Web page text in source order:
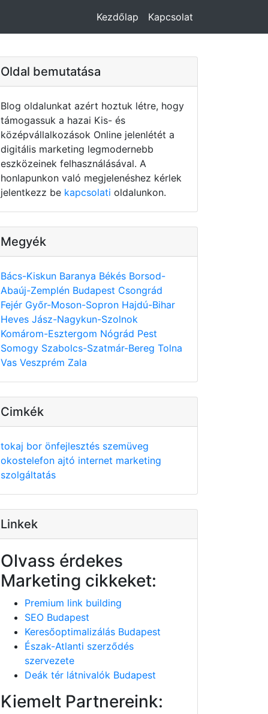
Kezdőlap Kapcsolat
Oldal bemutatása
Blog oldalunkat azért hoztuk létre, hogy
támogassuk a hazai Kis- és
középvállalkozások Online jelenlétét a
digitális marketing legmodernebb
eszközeinek felhasználásával. A
honlapunkon való megjelenéshez kérlek
jelentkezz be kapcsolati oldalunkon.
Megyék
Bács-Kiskun Baranya Békés Borsod-
Abaúj-Zemplén Budapest Csongrád
Fejér Győr-Moson-Sopron Hajdú-Bihar
Heves Jász-Nagykun-Szolnok
Komárom-Esztergom Nógrád Pest
Somogy Szabolcs-Szatmár-Bereg Tolna
Vas Veszprém Zala
Cimkék
tokaj bor önfejlesztés szemüveg
okostelefon ajtó internet marketing
szolgáltatás
Linkek
Olvass érdekes
Marketing cikkeket:
Premium link building
SEO Budapest
Keresőoptimalizálás Budapest
Észak-Atlanti szerződés
szervezete
Deák tér látnivalók Budapest
Kiemelt Partnereink: